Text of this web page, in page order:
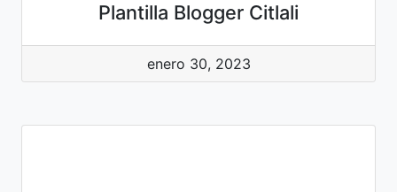
Plantilla Blogger Citlali
enero 30, 2023